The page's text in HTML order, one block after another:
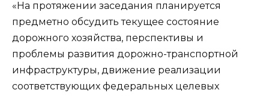
«На протяжении заседания планируется
предметно обсудить текущее состояние
дорожного хозяйства, перспективы и
проблемы развития дорожно-транспортной
инфраструктуры, движение реализации
соответствующих федеральных целевых